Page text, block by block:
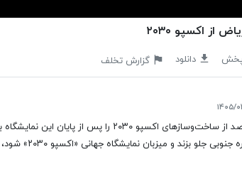
اکسپو ۲۰۳۰
دانلود گزارش تخلف
ریاض قصد دارد دست‌کم ۹۵ درصد از
جهانی «اکسپو ۲۰۳۰» شود، چهار سال دیگر پذیرای از ۱۹۷ فرهنگ، ملت، ایده و تخصص ...